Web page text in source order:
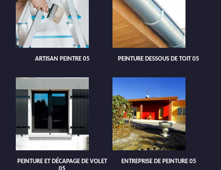
ARTISAN PEINTRE 05 PEINTURE DESSOUS DE TOIT 05
PEINTURE ET DÉCAPAGE DE VOLET
ENTREPRISE DE PEINTURE 05